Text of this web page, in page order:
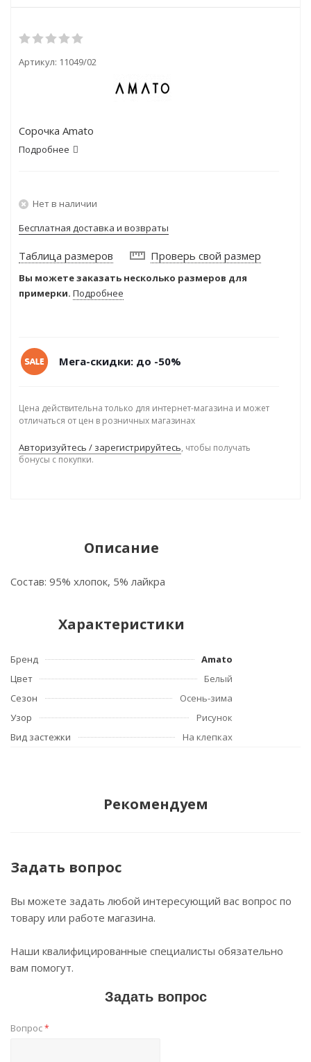
Артикул: 11049/02
Сорочка Amato
Подробнее
Нет в наличии
Бесплатная доставка и возвраты
Таблица размеров Проверь свой размер
Вы можете заказать несколько размеров для
примерки. Подробнее
Мега-скидки: до -50%
Цена действительна только для интернет-магазина и может
отличаться от цен в розничных магазинах
Авторизуйтесь / зарегистрируйтесь, чтобы получать
бонусы с покупки.
Описание
Состав: 95% хлопок, 5% лайкра
Характеристики
Бренд
Amato
Цвет
Белый
Сезон
Осень-зима
Узор
Рисунок
Вид застежки
На клепках
Рекомендуем
Задать вопрос
Вы можете задать любой интересующий вас вопрос по
товару или работе магазина.
Наши квалифицированные специалисты обязательно
вам помогут.
Задать вопрос
Вопрос*